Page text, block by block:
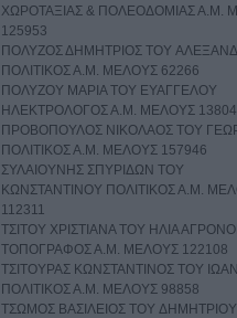
ΧΩΡΟΤΑΞΙΑΣ & ΠΟΛΕΟΔΟΜΙΑΣ Α.Μ.
125953
ΠΟΛΥΖΟΣ ΔΗΜΗΤΡΙΟΣ TOY
ΠΟΛΙΤΙΚΟΣ Α.Μ. ΜΕΛΟΥΣ 62266
ΠΟΛΥΖΟΥ ΜΑΡΙΑ TOY ΕΥΑΓΓΕΛΟY
ΗΛΕΚΤΡΟΛΟΓΟΣ Α.Μ. ΜΕΛΟΥΣ
ΠΡΟΒΟΠΟΥΛΟΣ ΝΙΚΟΛΑΟΣ TOY
ΠΟΛΙΤΙΚΟΣ Α.Μ. ΜΕΛΟΥΣ 157946
ΣΥΛΑΙΟΥΝΗΣ ΣΠΥΡΙΔΩΝ TOY
ΚΩΝΣΤΑΝΤΙΝΟY ΠΟΛΙΤΙΚΟΣ Α.Μ.
112311
ΤΣΙΤΟΥ ΧΡΙΣΤΙΑΝΑ TOY ΗΛΙΑ
ΤΟΠΟΓΡΑΦΟΣ Α.Μ. ΜΕΛΟΥΣ 122108
ΤΣΙΤΟΥΡΑΣ ΚΩΝΣΤΑΝΤΙΝΟΣ TOY
ΠΟΛΙΤΙΚΟΣ Α.Μ. ΜΕΛΟΥΣ 98858
ΤΣΩΜΟΣ ΒΑΣΙΛΕΙΟΣ TOY ΔΗΜΗΤΡΙΟY